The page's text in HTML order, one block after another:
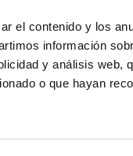
el contenido y los
información
y análisis web,
o que hayan